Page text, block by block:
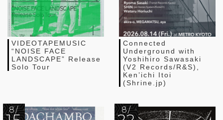
VIDEOTAPEMUSIC
“NOISE FACE
LANDSCAPE” Release
Solo Tour
Connected
Underground with
Yoshihiro Sawasaki
(V2 Records/R&S),
Ken’ichi Itoi
(Shrine.jp)
8/ 8/